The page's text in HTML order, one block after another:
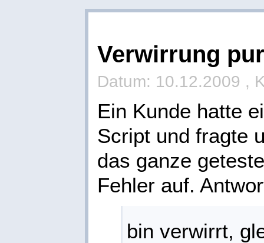
Verwirrung pur
Datum: 10.12.2009 ,
Ein Kunde hatte
Script und fragte
das ganze
Fehler auf.
bin verwirrt,